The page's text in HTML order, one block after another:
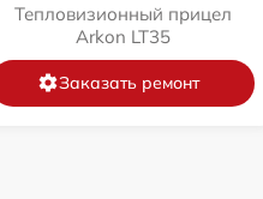
Тепловизионный прицел
Arkon LT35
Заказать ремонт